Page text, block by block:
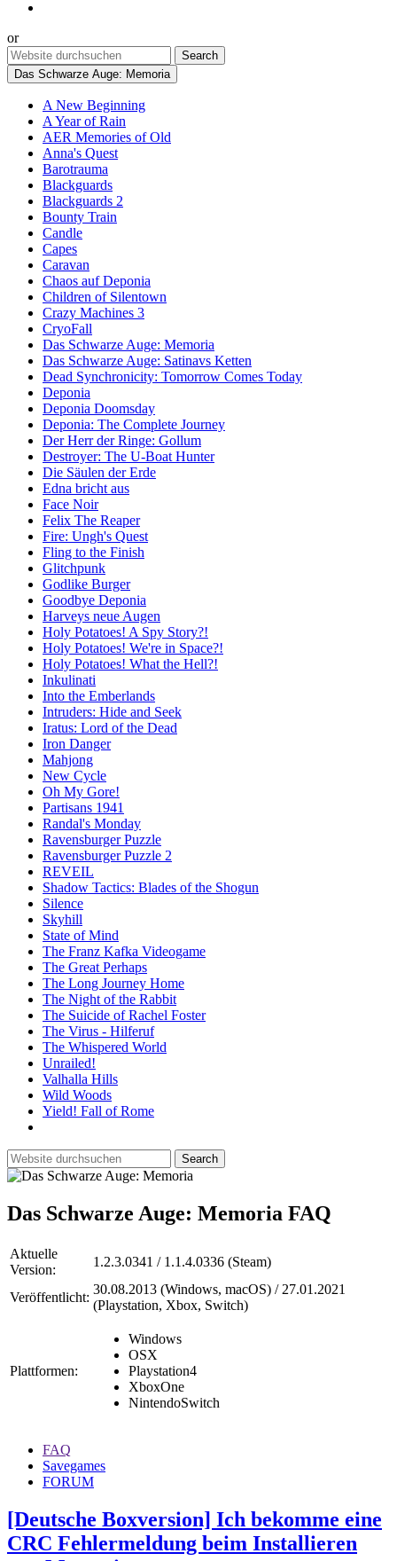
or
Das Schwarze Auge: Memoria
A New Beginning
A Year of Rain
AER Memories of Old
Anna's Quest
Barotrauma
Blackguards
Blackguards 2
Bounty Train
Candle
Capes
Caravan
Chaos auf Deponia
Children of Silentown
Crazy Machines 3
CryoFall
Das Schwarze Auge: Memoria
Das Schwarze Auge: Satinavs Ketten
Dead Synchronicity: Tomorrow Comes Today
Deponia
Deponia Doomsday
Deponia: The Complete Journey
Der Herr der Ringe: Gollum
Destroyer: The U-Boat Hunter
Die Säulen der Erde
Edna bricht aus
Face Noir
Felix The Reaper
Fire: Ungh's Quest
Fling to the Finish
Glitchpunk
Godlike Burger
Goodbye Deponia
Harveys neue Augen
Holy Potatoes! A Spy Story?!
Holy Potatoes! We're in Space?!
Holy Potatoes! What the Hell?!
Inkulinati
Into the Emberlands
Intruders: Hide and Seek
Iratus: Lord of the Dead
Iron Danger
Mahjong
New Cycle
Oh My Gore!
Partisans 1941
Randal's Monday
Ravensburger Puzzle
Ravensburger Puzzle 2
REVEIL
Shadow Tactics: Blades of the Shogun
Silence
Skyhill
State of Mind
The Franz Kafka Videogame
The Great Perhaps
The Long Journey Home
The Night of the Rabbit
The Suicide of Rachel Foster
The Virus - Hilferuf
The Whispered World
Unrailed!
Valhalla Hills
Wild Woods
Yield! Fall of Rome
Das Schwarze Auge: Memoria FAQ
Aktuelle
Version:
1.2.3.0341 / 1.1.4.0336 (Steam)
Veröffentlicht:
30.08.2013 (Windows, macOS) / 27.01.2021
(Playstation, Xbox, Switch)
Plattformen:
Windows
OSX
Playstation4
XboxOne
NintendoSwitch
FAQ
Savegames
FORUM
[Deutsche Boxversion] Ich bekomme eine
CRC Fehlermeldung beim Installieren